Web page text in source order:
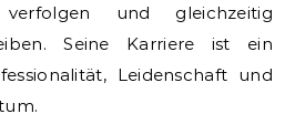
und gleichzeitig
Seine Karriere ist ein
Leidenschaft und